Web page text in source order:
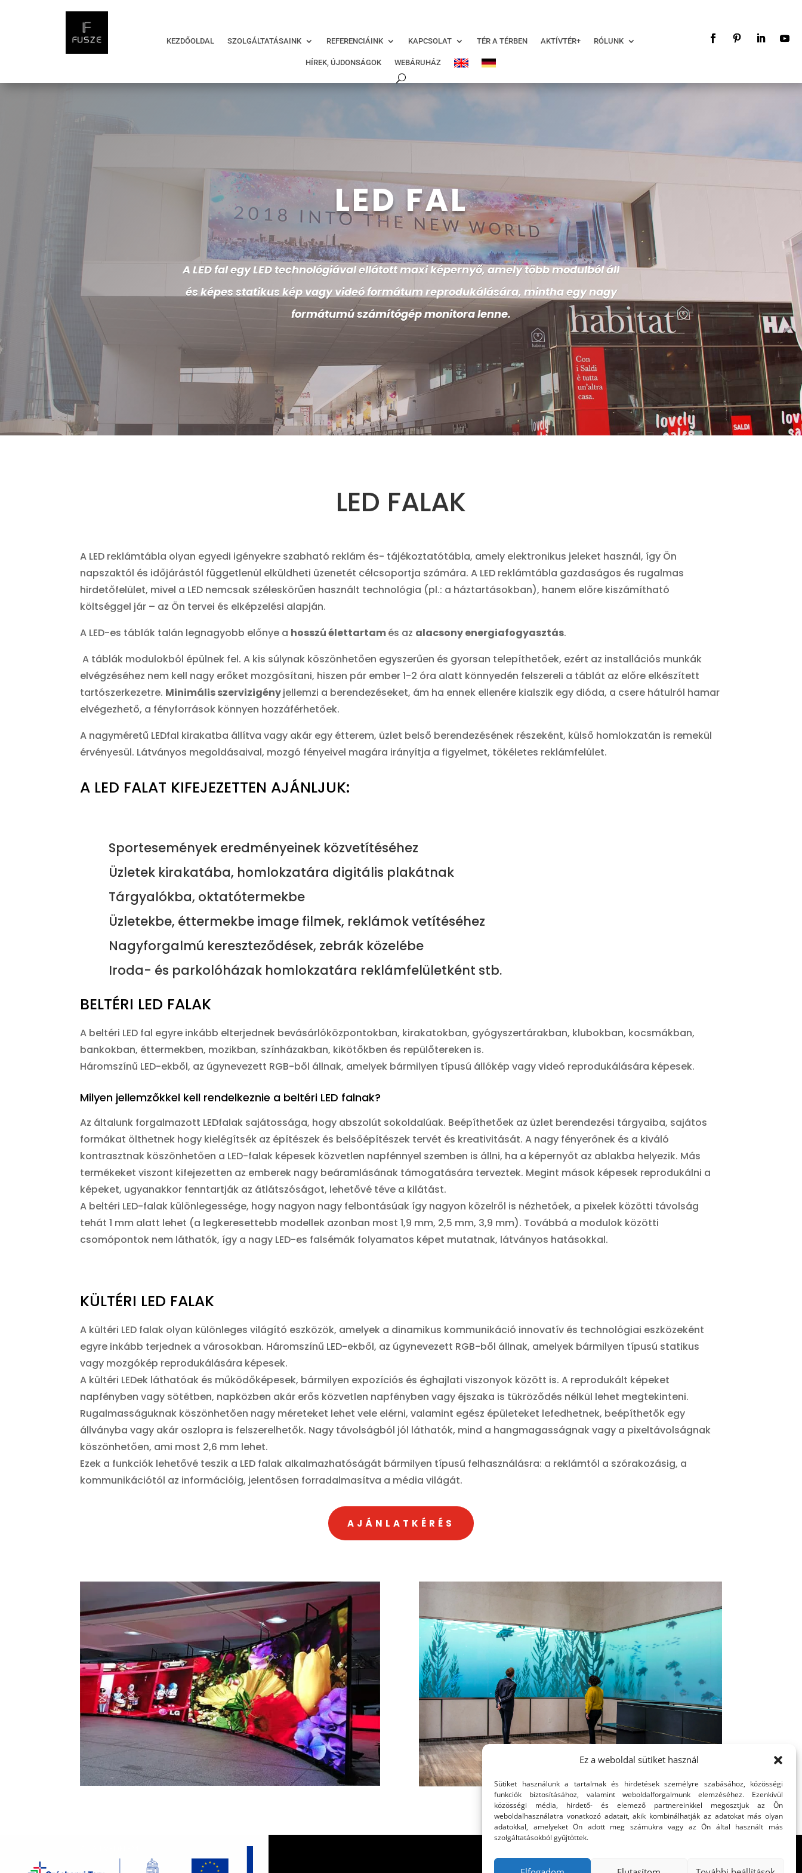
Ez a weboldal sütiket használ
Sütiket használunk a tartalmak és hirdetések személyre szabásához, közösségi
funkciók biztosításához, valamint weboldalforgalmunk elemzéséhez. Ezenkívül
közösségi média, hirdető- és elemező partnereinkkel megosztjuk az Ön
weboldalhasználatra vonatkozó adatait, akik kombinálhatják az adatokat más olyan
adatokkal, amelyeket Ön adott meg számukra vagy az Ön által használt más
szolgáltatásokból gyűjtöttek.
KEZDŐOLDAL SZOLGÁLTATÁSAINK REFERENCIÁINK KAPCSOLAT TÉR A TÉRBEN AKTÍVTÉR+ RÓLUNK
HÍREK, ÚJDONSÁGOK WEBÁRUHÁZ
LED FAL
A LED fal egy LED technológiával ellátott maxi képernyő, amely több modulból áll
és képes statikus kép vagy videó formátum reprodukálására, mintha egy nagy
formátumú számítógép monitora lenne.
LED FALAK
A LED reklámtábla olyan egyedi igényekre szabható reklám és- tájékoztatótábla, amely elektronikus jeleket használ, így Ön
napszaktól és időjárástól függetlenül elküldheti üzenetét célcsoportja számára. A LED reklámtábla gazdaságos és rugalmas
hirdetőfelület, mivel a LED nemcsak széleskörűen használt technológia (pl.: a háztartásokban), hanem előre kiszámítható
költséggel jár – az Ön tervei és elképzelési alapján.
A LED-es táblák talán legnagyobb előnye a hosszú élettartamés az alacsony energiafogyasztás.
A táblák modulokból épülnek fel. A kis súlynak köszönhetően egyszerűen és gyorsan telepíthetőek, ezért az installációs munkák
elvégzéséhez nem kell nagy erőket mozgósítani, hiszen pár ember 1-2 óra alatt könnyedén felszereli a táblát az előre elkészített
tartószerkezetre. Minimális szervizigényjellemzi a berendezéseket, ám ha ennek ellenére kialszik egy dióda, a csere hátulról hamar
elvégezhető, a fényforrások könnyen hozzáférhetőek.
A nagyméretű LEDfal kirakatba állítva vagy akár egy étterem, üzlet belső berendezésének részeként, külső homlokzatán is remekül
érvényesül. Látványos megoldásaival, mozgó fényeivel magára irányítja a figyelmet, tökéletes reklámfelület.
A LED FALAT KIFEJEZETTEN AJÁNLJUK:
Sportesemények eredményeinek közvetítéséhez
Üzletek kirakatába, homlokzatára digitális plakátnak
Tárgyalókba, oktatótermekbe
Üzletekbe, éttermekbe image filmek, reklámok vetítéséhez
Nagyforgalmú kereszteződések, zebrák közelébe
Iroda- és parkolóházak homlokzatára reklámfelületként stb.
BELTÉRI LED FALAK
A beltéri LED fal egyre inkább elterjednek bevásárlóközpontokban, kirakatokban, gyógyszertárakban, klubokban, kocsmákban,
bankokban, éttermekben, mozikban, színházakban, kikötőkben és repülőtereken is.
Háromszínű LED-ekből, az úgynevezett RGB-ből állnak, amelyek bármilyen típusú állókép vagy videó reprodukálására képesek.
Milyen jellemzőkkel kell rendelkeznie a beltéri LED falnak?
Az általunk forgalmazott LEDfalak sajátossága, hogy abszolút sokoldalúak. Beépíthetőek az üzlet berendezési tárgyaiba, sajátos
formákat ölthetnek hogy kielégítsék az építészek és belsőépítészek tervét és kreativitását. A nagy fényerőnek és a kiváló
kontrasztnak köszönhetően a LED-falak képesek közvetlen napfénnyel szemben is állni, ha a képernyőt az ablakba helyezik. Más
termékeket viszont kifejezetten az emberek nagy beáramlásának támogatására terveztek. Megint mások képesek reprodukálni a
képeket, ugyanakkor fenntartják az átlátszóságot, lehetővé téve a kilátást.
A beltéri LED-falak különlegessége, hogy nagyon nagy felbontásúak így nagyon közelről is nézhetőek, a pixelek közötti távolság
tehát 1 mm alatt lehet (a legkeresettebb modellek azonban most 1,9 mm, 2,5 mm, 3,9 mm). Továbbá a modulok közötti
csomópontok nem láthatók, így a nagy LED-es falsémák folyamatos képet mutatnak, látványos hatásokkal.
KÜLTÉRI LED FALAK
A kültéri LED falak olyan különleges világító eszközök, amelyek a dinamikus kommunikáció innovatív és technológiai eszközeként
egyre inkább terjednek a városokban. Háromszínű LED-ekből, az úgynevezett RGB-ből állnak, amelyek bármilyen típusú statikus
vagy mozgókép reprodukálására képesek.
A kültéri LEDek láthatóak és működőképesek, bármilyen expozíciós és éghajlati viszonyok között is. A reprodukált képeket
napfényben vagy sötétben, napközben akár erős közvetlen napfényben vagy éjszaka is tükröződés nélkül lehet megtekinteni.
Rugalmasságuknak köszönhetően nagy méreteket lehet vele elérni, valamint egész épületeket lefedhetnek, beépíthetők egy
állványba vagy akár oszlopra is felszerelhetők. Nagy távolságból jól láthatók, mind a hangmagasságnak vagy a pixeltávolságnak
köszönhetően, ami most 2,6 mm lehet.
Ezek a funkciók lehetővé teszik a LED falak alkalmazhatóságát bármilyen típusú felhasználásra: a reklámtól a szórakozásig, a
kommunikációtól az információig, jelentősen forradalmasítva a média világát.
AJÁNLATKÉRÉS